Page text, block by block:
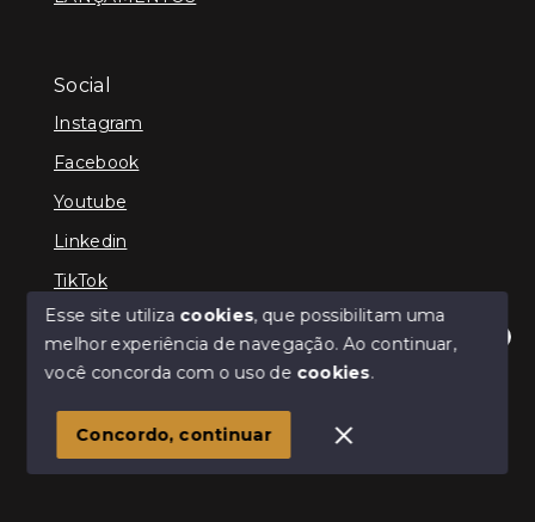
Olá! Estamos disponíveis para te ajudar.
Social
Instagram
Facebook
Youtube
Linkedin
TikTok
© Copyright 2026 - TEFE IMÓVEIS - Todos os direitos
SITE PARA IMOBILIARIA
Esse site utiliza cookies, que possibilitam uma
melhor experiência de navegação.Ao continuar,
você concorda com o uso de cookies.
Concordo, continuar